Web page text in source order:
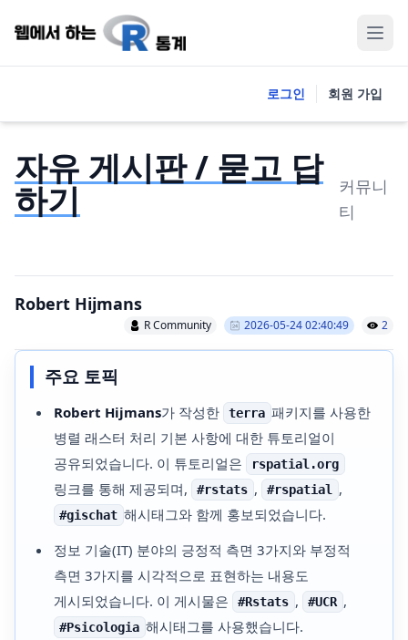
로그인 회원 가입
자유 게시판 / 묻고 답
하기
커뮤니
티
Robert Hijmans
R Community 2026-05-24 02:40:49 2
주요 토픽
Robert Hijmans가 작성한 terra 패키지를 사용한
병렬 래스터 처리 기본 사항에 대한 튜토리얼이
공유되었습니다. 이 튜토리얼은
rspatial.org
링크를 통해 제공되며, #rstats , #rspatial ,
#gischat 해시태그와 함께 홍보되었습니다.
정보 기술(IT) 분야의 긍정적 측면 3가지와 부정적
측면 3가지를 시각적으로 표현하는 내용도
게시되었습니다. 이 게시물은
#Rstats , #UCR ,
#Psicologia 해시태그를 사용했습니다.